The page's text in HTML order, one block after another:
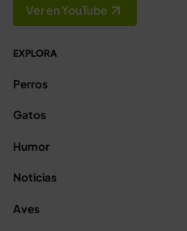
Ver en YouTube
EXPLORA
Perros
Gatos
Humor
Noticias
Aves